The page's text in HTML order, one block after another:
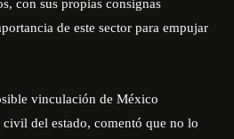
con sus propias consignas
de este sector para empujar
vinculación de México
del estado, comentó que no lo